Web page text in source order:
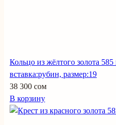
Кольцо из жёлтого золота
вставка:рубин, размер:19
38 300 сом
В корзину